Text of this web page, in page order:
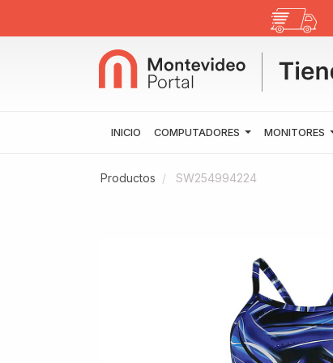
INICIO COMPUTADORES MONITORES
Productos SW254994224